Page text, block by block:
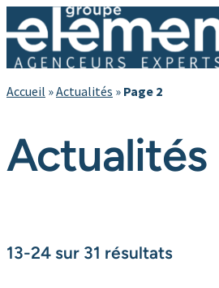
Accueil »Actualités » Page 2
Actualités
13-24 sur 31 résultats